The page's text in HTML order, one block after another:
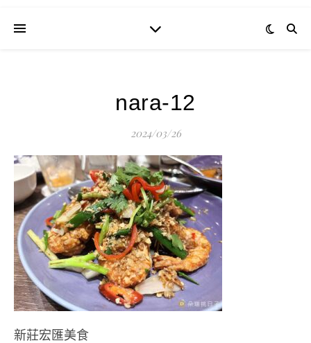
nara-12
2024/03/26
新莊宏匯美食